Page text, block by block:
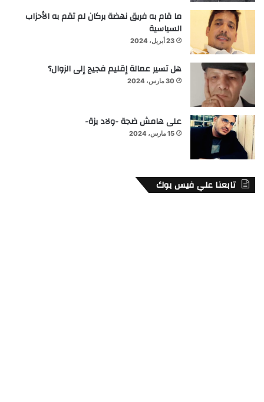
ما قام به فريق نهضة بركان لم تقم به الأحزاب
السياسية
23 أبريل، 2024
هل تسير عمالة إقليم فجيج إلى الزوال؟
30 مارس، 2024
على هامش ضجة -ولاد يزة-
15 مارس، 2024
تابعنا علي فيس بوك